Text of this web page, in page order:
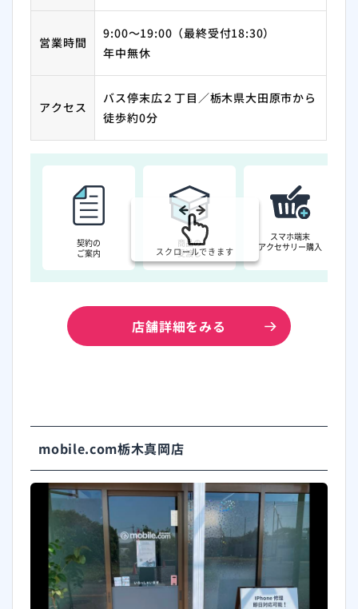
営業時間
9:00～19:00（最終受付18:30）
年中無休
アクセス
バス停末広２丁目／栃木県大田原市から
徒歩約0分
契約の
ご案内
商品の
受渡し
スマホ端末
アクセサリー購入
スクロールできます
店舗詳細をみる
mobile.com栃木真岡店